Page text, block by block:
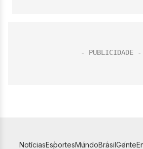
NotíciasEsportesMundoBrasilGente